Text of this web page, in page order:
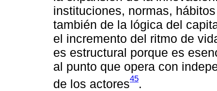
instituciones, normas,
también de la lógica del
el incremento del ritmo de
es estructural porque es
al punto que opera con
de los actores45.